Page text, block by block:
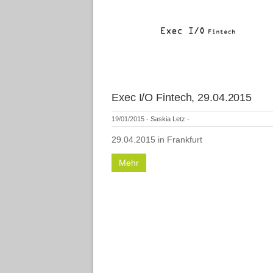
Exec I/O Fintech, 29.04.2015
19/01/2015 - Saskia Letz -
29.04.2015 in Frankfurt
Mehr